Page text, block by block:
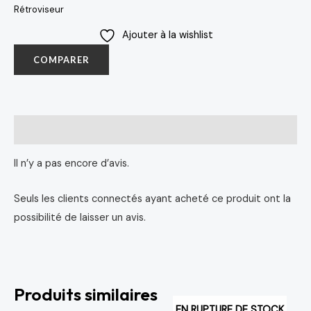
Rétroviseur
Ajouter à la wishlist
COMPARER
Il n’y a pas encore d’avis.
Seuls les clients connectés ayant acheté ce produit ont la
possibilité de laisser un avis.
Produits similaires